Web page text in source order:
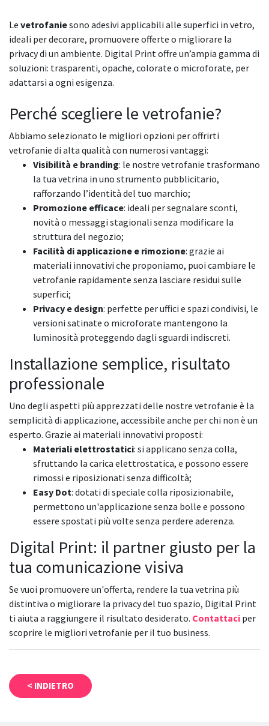
Le vetrofaniesono adesivi applicabili alle superfici in vetro,
ideali per decorare, promuovere offerte o migliorare la
privacy di un ambiente. Digital Print offre un’ampia gamma di
soluzioni: trasparenti, opache, colorate o microforate, per
adattarsi a ogni esigenza.
Perché scegliere le vetrofanie?
Abbiamo selezionato le migliori opzioni per offrirti
vetrofanie di alta qualità con numerosi vantaggi:
Visibilità e branding: le nostre vetrofanie trasformano
la tua vetrina in uno strumento pubblicitario,
rafforzando l’identità del tuo marchio;
Promozione efficace: ideali per segnalare sconti,
novità o messaggi stagionali senza modificare la
struttura del negozio;
Facilità di applicazione e rimozione: grazie ai
materiali innovativi che proponiamo, puoi cambiare le
vetrofanie rapidamente senza lasciare residui sulle
superfici;
Privacy e design: perfette per uffici e spazi condivisi, le
versioni satinate o microforate mantengono la
luminosità proteggendo dagli sguardi indiscreti.
Installazione semplice, risultato
professionale
Uno degli aspetti più apprezzati delle nostre vetrofanie è la
semplicità di applicazione, accessibile anche per chi non è un
esperto. Grazie ai materiali innovativi proposti:
Materiali elettrostatici: si applicano senza colla,
sfruttando la carica elettrostatica, e possono essere
rimossi e riposizionati senza difficoltà;
Easy Dot: dotati di speciale colla riposizionabile,
permettono un'applicazione senza bolle e possono
essere spostati più volte senza perdere aderenza.
Digital Print: il partner giusto per la
tua comunicazione visiva
Se vuoi promuovere un'offerta, rendere la tua vetrina più
distintiva o migliorare la privacy del tuo spazio, Digital Print
ti aiuta a raggiungere il risultato desiderato. Contattaci per
scoprire le migliori vetrofanie per il tuo business.